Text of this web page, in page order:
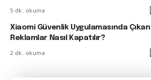
5 dk. okuma
Xiaomi Güvenlik Uygulamasında Çıkan
Reklamlar Nasıl Kapatılır?
2 dk. okuma